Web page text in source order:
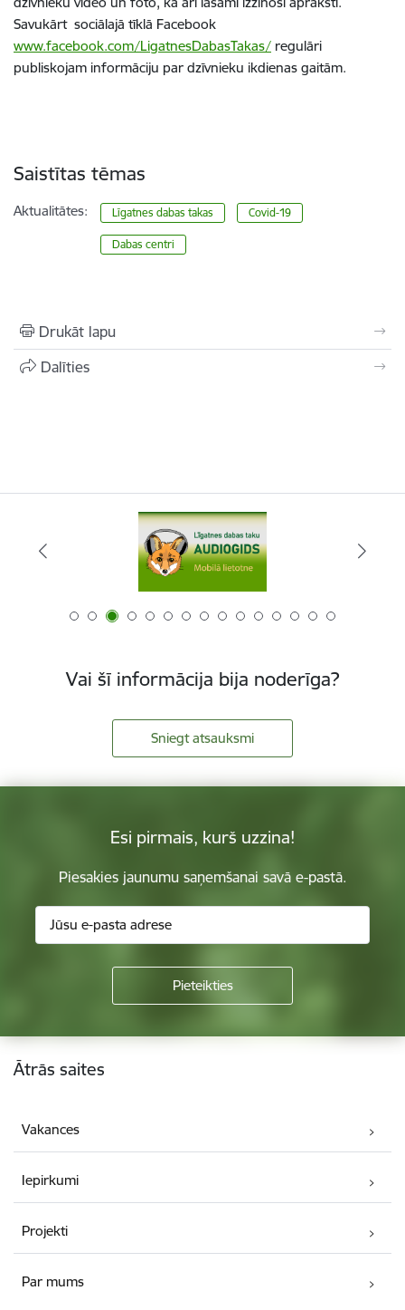
Savukārt sociālajā tīklā Facebook
www.facebook.com/LigatnesDabasTakas/ regulāri
publiskojam informāciju par dzīvnieku ikdienas gaitām.
Saistītas tēmas
Aktualitātes: Līgatnes dabas takas Covid-19
Dabas centri
Drukāt lapu
Dalīties
Vai šī informācija bija noderīga?
Sniegt atsauksmi
Esi pirmais, kurš uzzina!
Piesakies jaunumu saņemšanai savā e-pastā.
Kājene
Ātrās saites
Vakances
Iepirkumi
Projekti
Par mums